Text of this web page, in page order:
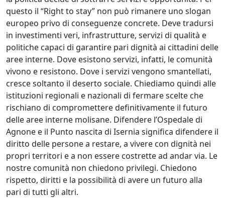
questo il “Right to stay” non può rimanere uno slogan
europeo privo di conseguenze concrete. Deve tradursi
in investimenti veri, infrastrutture, servizi di qualità e
politiche capaci di garantire pari dignità ai cittadini delle
aree interne. Dove esistono servizi, infatti, le comunità
vivono e resistono. Dove i servizi vengono smantellati,
cresce soltanto il deserto sociale. Chiediamo quindi alle
istituzioni regionali e nazionali di fermare scelte che
rischiano di compromettere definitivamente il futuro
delle aree interne molisane. Difendere l’Ospedale di
Agnone e il Punto nascita di Isernia significa difendere il
diritto delle persone a restare, a vivere con dignità nei
propri territori e a non essere costrette ad andar via. Le
nostre comunità non chiedono privilegi. Chiedono
rispetto, diritti e la possibilità di avere un futuro alla
pari di tutti gli altri.